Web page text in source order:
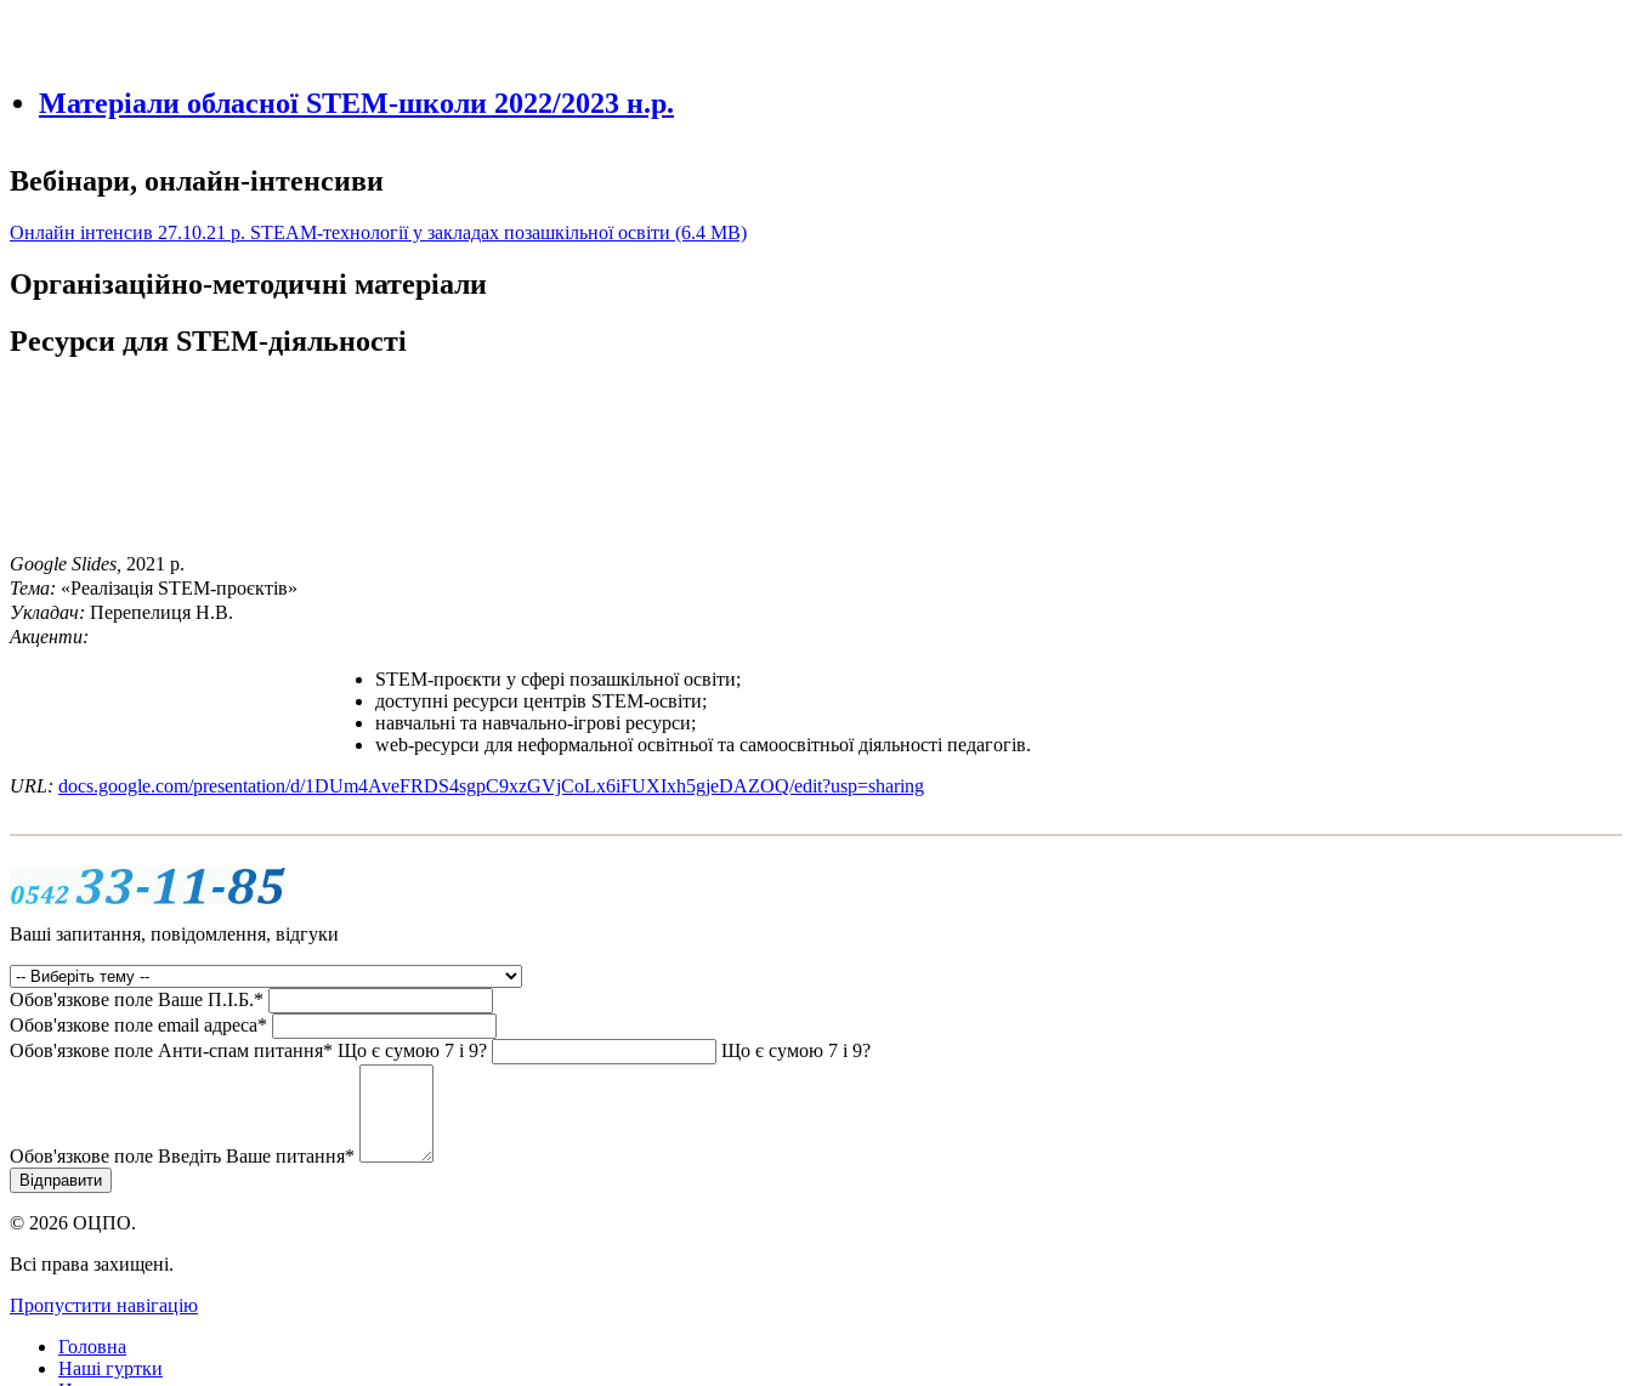
Матеріали обласної STEM-школи 2022/2023 н.р.
Вебінари, онлайн-інтенсиви
Онлайн інтенсив 27.10.21 р. STEAM-технології у закладах позашкільної освіти (6.4 MB)
Організаційно-методичні матеріали
Ресурси для STEM-діяльності
Google Slides, 2021 р.
Тема: «Реалізація STEM-проєктів»
Укладач: Перепелиця Н.В.
Акценти:
STEM-проєкти у сфері позашкільної освіти;
доступні ресурси центрів STEM-освіти;
навчальні та навчально-ігрові ресурси;
web-ресурси для неформальної освітньої та самоосвітньої діяльності педагогів.
URL: docs.google.com/presentation/d/1DUm4AveFRDS4sgpC9xzGVjCoLx6iFUXIxh5gjeDAZOQ/edit?usp=sharing
Ваші запитання, повідомлення, відгуки
Обов'язкове поле Ваше П.I.Б.*
Обов'язкове поле email адреса*
Обов'язкове поле Анти-спам питання* Що є сумою 7 і 9? Що є сумою 7 і 9?
Обов'язкове поле Введіть Ваше питання*
© 2026 ОЦПО.
Всі права захищені.
Пропустити навігацію
Головна
Наші гуртки